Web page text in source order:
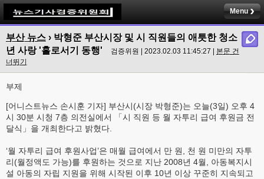
Menu
부산 뉴스 › 박형준 부산시장 및 시 직원들의 애틋한 청소
년 사랑 '홀로서기 동행'
검증위원 | 2023.02.03 11:45:27 | 본문 건
너뛰기
부제
[어니스트뉴스 손시훈 기자] 부산시(시장 박형준)는 오늘(3일) 오후 4
시 30분 시청 7층 의전실에서 「시 직원 등 월 자투리 급여 후원금 전
달식」을 개최한다고 밝혔다.
‘월 자투리 급여 후원사업’은 매월 급여에서 만 원, 천 원 미만의 자투
리(월정액도 가능)를 후원하는 것으로 지난 2008년 4월, 아동복지시
설 아동의 자립 지원을 위해 시작된 이후 10년 이상 꾸준히 지속되고